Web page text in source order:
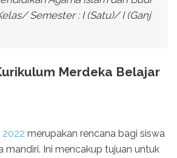
Semester : I (Satu)/ I (Ganj
Merdeka Belajar
2022 merupakan rencana bagi siswa
mandiri. Ini mencakup tujuan untuk